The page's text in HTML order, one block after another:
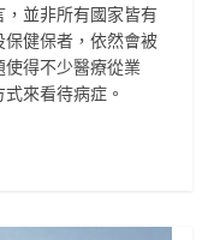
並非所有國家皆有
健保者，依然會被
使得不少醫療從業
來看待病症。